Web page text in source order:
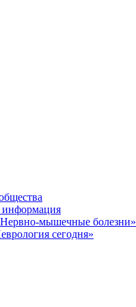
информация
мышечные болезни»
сегодня»